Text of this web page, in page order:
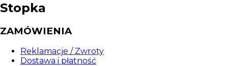
Stopka
ZAMÓWIENIA
Reklamacje / Zwroty
Dostawa i płatność